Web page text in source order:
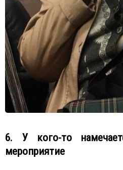
6. У кого-то
мероприятие